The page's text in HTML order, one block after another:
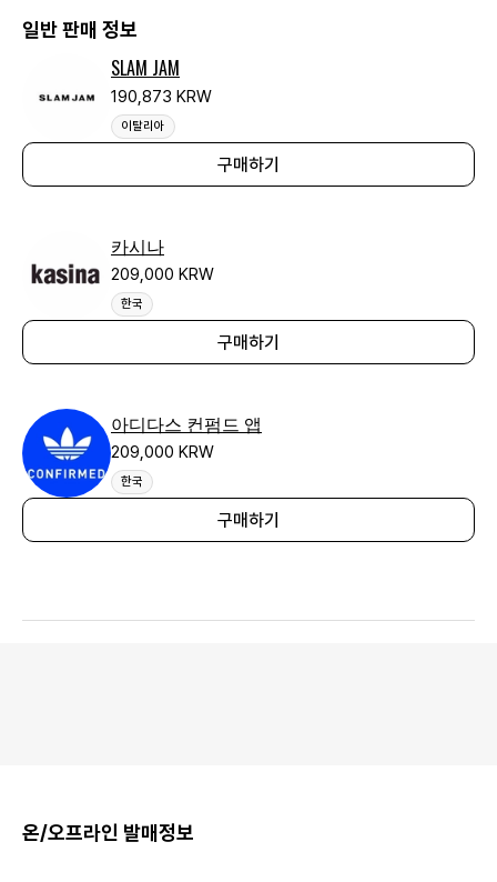
일반 판매 정보
SLAM JAM
190,873 KRW
이탈리아
구매하기
카시나
209,000 KRW
한국
구매하기
아디다스 컨펌드 앱
209,000 KRW
한국
구매하기
온/오프라인 발매정보